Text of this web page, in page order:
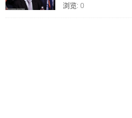
浏览: 0